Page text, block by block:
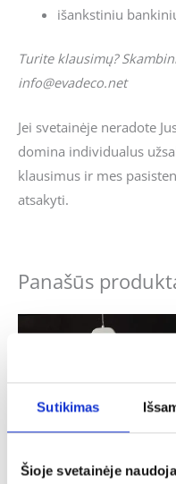
Sutikimas
Šioje svetainėje
išankstiniu
Turite klausimų?
info@evadeco.net
Jei svetainėje neradote
domina individualus
klausimus ir mes
atsakyti.
Panašūs